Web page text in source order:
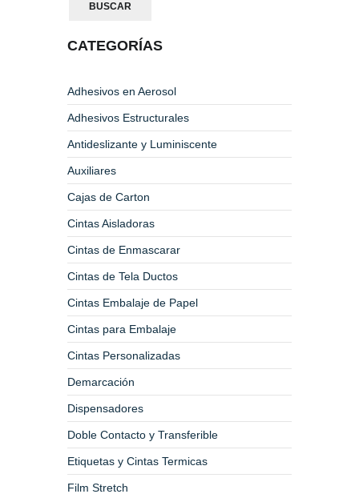
BUSCAR
CATEGORÍAS
Adhesivos en Aerosol
Adhesivos Estructurales
Antideslizante y Luminiscente
Auxiliares
Cajas de Carton
Cintas Aisladoras
Cintas de Enmascarar
Cintas de Tela Ductos
Cintas Embalaje de Papel
Cintas para Embalaje
Cintas Personalizadas
Demarcación
Dispensadores
Doble Contacto y Transferible
Etiquetas y Cintas Termicas
Film Stretch